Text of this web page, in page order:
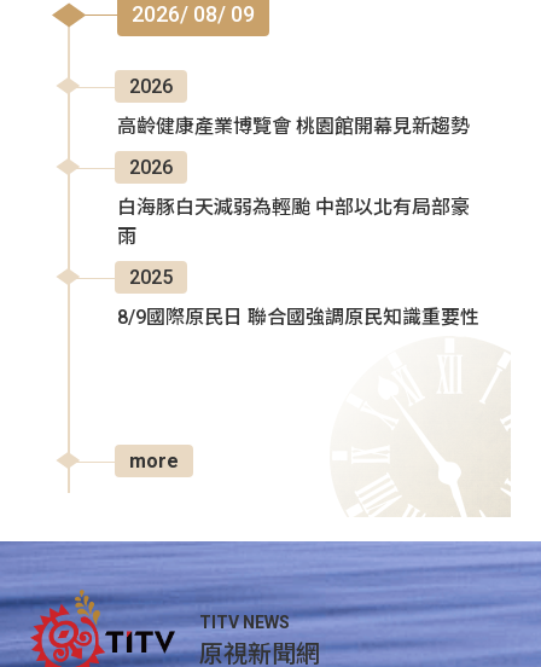
2026/ 08/ 09
2026
高齡健康產業博覽會 桃園館開幕見新趨勢
2026
白海豚白天減弱為輕颱 中部以北有局部豪
雨
2025
8/9國際原民日 聯合國強調原民知識重要性
more
TITV NEWS
原視新聞網